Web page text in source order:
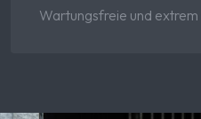
Wartungsfreie und